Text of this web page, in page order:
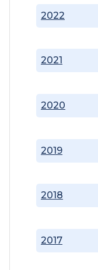
2017
2018
2019
2020
2021
2022